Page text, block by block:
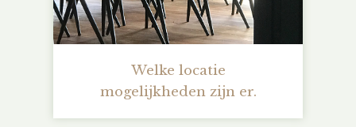
Welke locatie
mogelijkheden zijn er.